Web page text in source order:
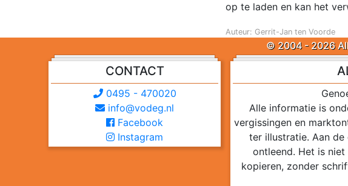
op te laden en kan het
Auteur: Gerrit-Jan ten Voorde
© 2004 - 2026
CONTACT
0495 - 470020
info@vodeg.nl
Facebook
Instagram
Alle informatie is
vergissingen en
ter illustratie. Aan de
ontleend. Het is
kopieren, zonder